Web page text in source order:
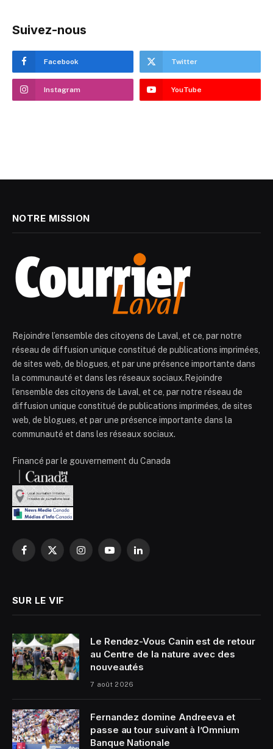
Suivez-nous
Facebook Twitter
Instagram YouTube
NOTRE MISSION
Rejoindre l’ensemble des citoyens de Laval, et ce, par notre
réseau de diffusion unique constitué de publications imprimées,
de sites web, de blogues, et par une présence importante dans
la communauté et dans les réseaux sociaux.Rejoindre
l’ensemble des citoyens de Laval, et ce, par notre réseau de
diffusion unique constitué de publications imprimées, de sites
web, de blogues, et par une présence importante dans la
communauté et dans les réseaux sociaux.
Financé par le gouvernement du Canada
Facebook
X
InstagramYouTubeLinkedIn
SUR LE VIF
Le Rendez-Vous Canin est de retour
au Centre de la nature avec des
nouveautés
7 août 2026
Fernandez domine Andreeva et
passe au tour suivant à l’Omnium
Banque Nationale